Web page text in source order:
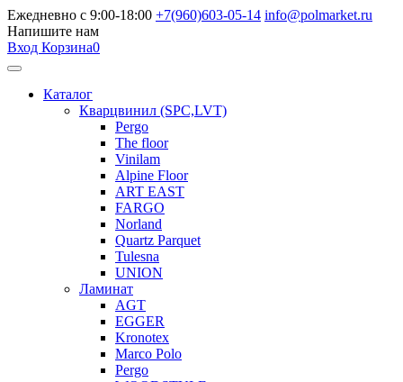
Ежедневно с 9:00-18:00 +7(960)603-05-14 info@polmarket.ru
Напишите нам
Вход Корзина0
Каталог
Кварцвинил (SPC,LVT)
Pergo
The floor
Vinilam
Alpine Floor
ART EAST
FARGO
Norland
Quartz Parquet
Tulesna
UNION
Ламинат
AGT
EGGER
Kronotex
Marco Polo
Pergo